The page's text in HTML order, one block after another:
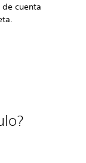
cuenta